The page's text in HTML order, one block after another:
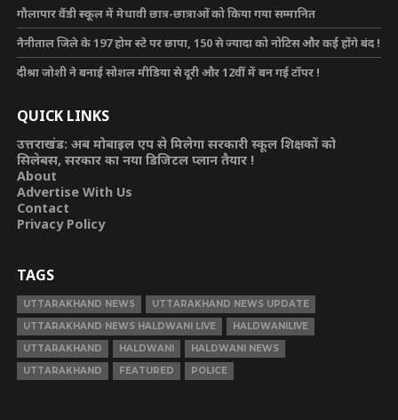
गौलापार वैंडी स्कूल में मेधावी छात्र-छात्राओं को किया गया सम्मानित
नैनीताल जिले के 197 होम स्टे पर छापा, 150 से ज्यादा को नोटिस और कई होंगे बंद !
दीश्रा जोशी ने बनाई सोशल मीडिया से दूरी और 12वीं में बन गई टॉपर !
QUICK LINKS
उत्तराखंड: अब मोबाइल एप से मिलेगा सरकारी स्कूल शिक्षकों को
सिलेबस, सरकार का नया डिजिटल प्लान तैयार !
About
Advertise With Us
Contact
Privacy Policy
TAGS
UTTARAKHAND NEWS
UTTARAKHAND NEWS UPDATE
UTTARAKHAND NEWS HALDWANI LIVE
HALDWANILIVE
UTTARAKHAND
HALDWANI
HALDWANI NEWS
UTTARAKHAND
FEATURED POLICE